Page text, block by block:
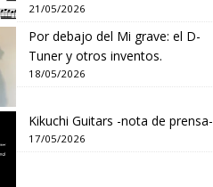
21/05/2026
Por debajo del Mi grave: el D-
Tuner y otros inventos.
18/05/2026
Kikuchi Guitars -nota de prensa-
17/05/2026